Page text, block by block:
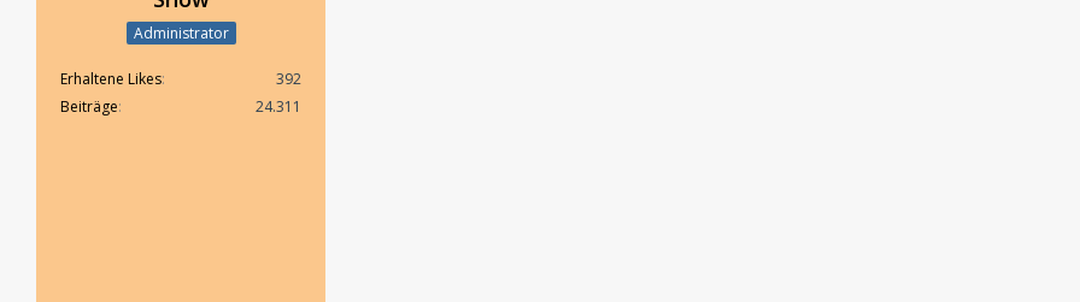
Administrator
Erhaltene Likes
392
Beiträge
24.311